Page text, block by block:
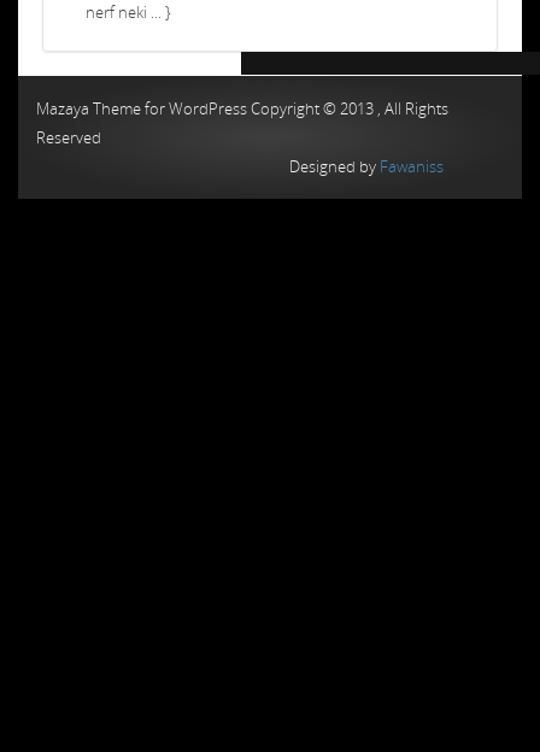
nerf neki ... }
Mazaya Theme for WordPress Copyright © 2013 , All Rights
Reserved
Designed by Fawaniss